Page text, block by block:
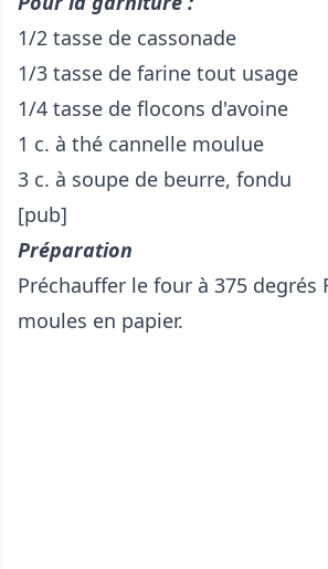
1/2 tasse de cassonade
1/3 tasse de farine tout usage
1/4 tasse de flocons d'avoine
1 c. à thé cannelle moulue
3 c. à soupe de beurre, fondu
[pub]
Préparation
Préchauffer le four à 375 degrés
moules en papier.